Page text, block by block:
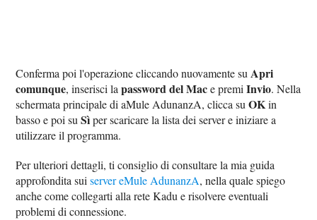
Conferma poi l'operazione cliccando nuovamente suApri
comunque, inserisci lapassword del Mace premiInvio. Nella
schermata principale di aMule AdunanzA, clicca suOKin
basso e poi suSìper scaricare la lista dei server e iniziare a
utilizzare il programma.
Per ulteriori dettagli, ti consiglio di consultare la mia guida
approfondita suiserver eMule AdunanzA, nella quale spiego
anche come collegarti alla rete Kadu e risolvere eventuali
problemi di connessione.